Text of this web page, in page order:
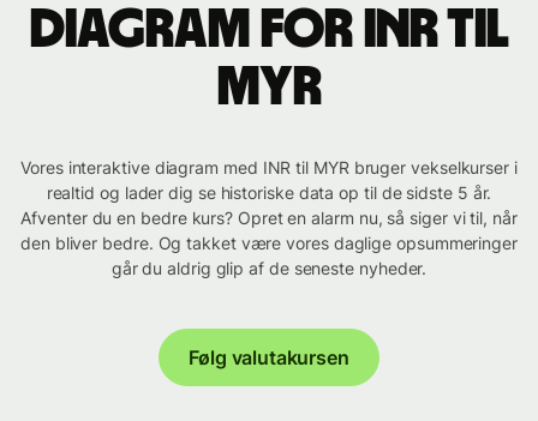
Diagram for INR til
MYR
Vores interaktive diagram med INR til MYR bruger vekselkurser i
realtid og lader dig se historiske data op til de sidste 5 år.
Afventer du en bedre kurs? Opret en alarm nu, så siger vi til, når
den bliver bedre. Og takket være vores daglige opsummeringer
går du aldrig glip af de seneste nyheder.
Følg valutakursen